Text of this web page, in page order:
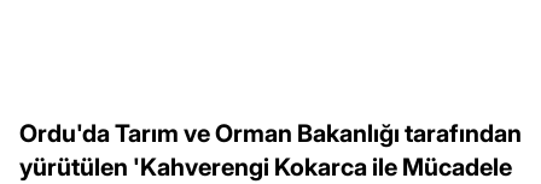
Ordu'da Tarım ve Orman Bakanlığı tarafından
yürütülen 'Kahverengi Kokarca ile Mücadele